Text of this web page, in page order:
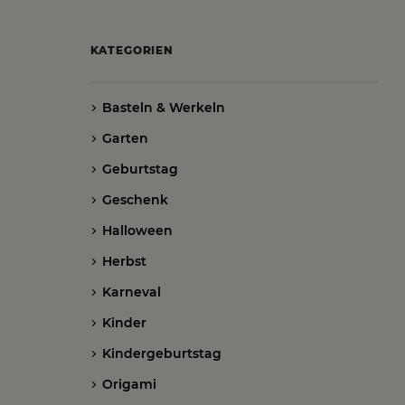
KATEGORIEN
Basteln & Werkeln
Garten
Geburtstag
Geschenk
Halloween
Herbst
Karneval
Kinder
Kindergeburtstag
Origami